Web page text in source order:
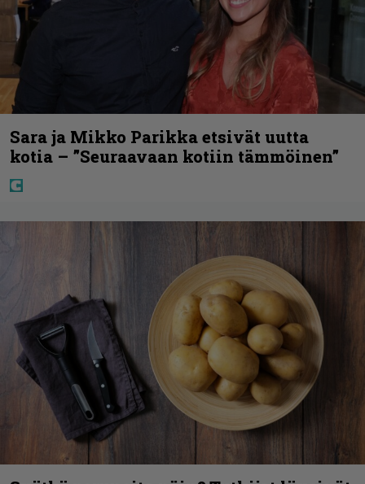
Sara ja Mikko Parikka etsivät uutta
kotia – ”Seuraavaan kotiin tämmöinen”